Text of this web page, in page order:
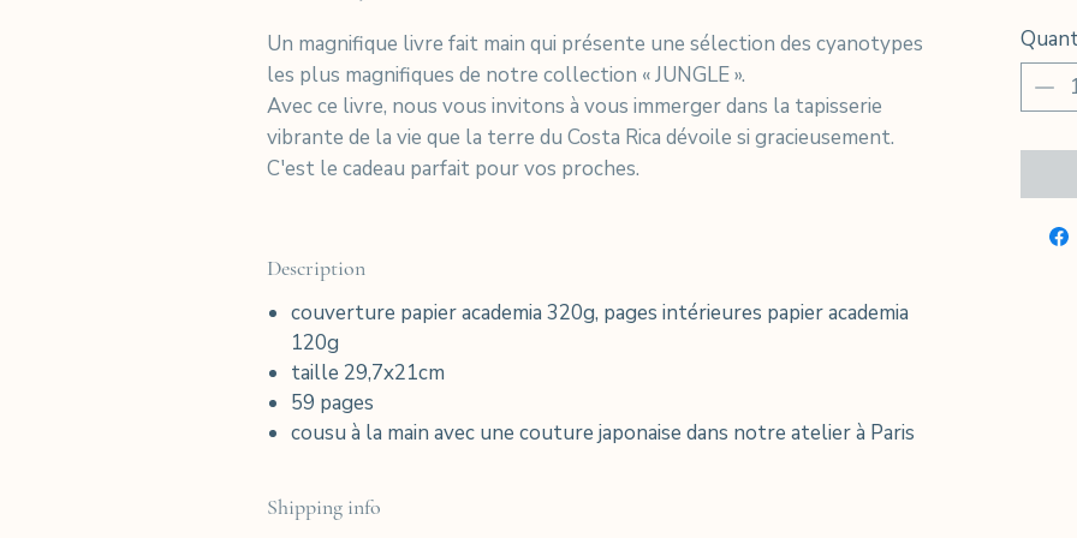
Un magnifique livre fait main qui présente une sélection des cyanotypes
les plus magnifiques de notre collection « JUNGLE ».
Avec ce livre, nous vous invitons à vous immerger dans la tapisserie
vibrante de la vie que la terre du Costa Rica dévoile si gracieusement.
C'est le cadeau parfait pour vos proches.
Description
couverture papier academia 320g, pages intérieures papier academia
120g
taille 29,7x21cm
59 pages
cousu à la main avec une couture japonaise dans notre atelier à Paris
Shipping info